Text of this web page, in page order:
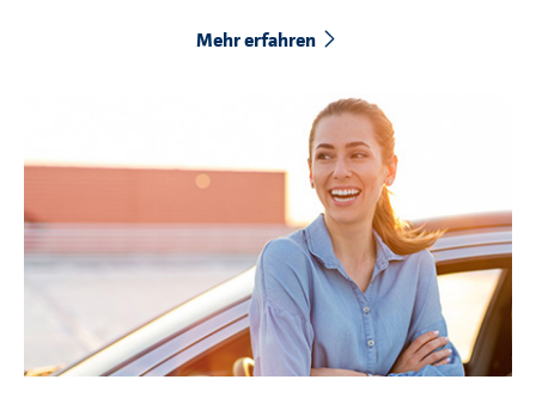
Mehr erfahren